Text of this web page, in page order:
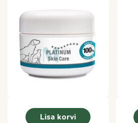
Lisa korvi